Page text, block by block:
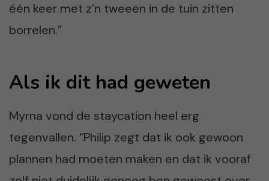
één keer met z’n tweeën in de tuin zitten
borrelen.”
Als ik dit had geweten
Myrna vond de staycation heel erg
tegenvallen. “Philip zegt dat ik ook gewoon
plannen had moeten maken en dat ik vooraf